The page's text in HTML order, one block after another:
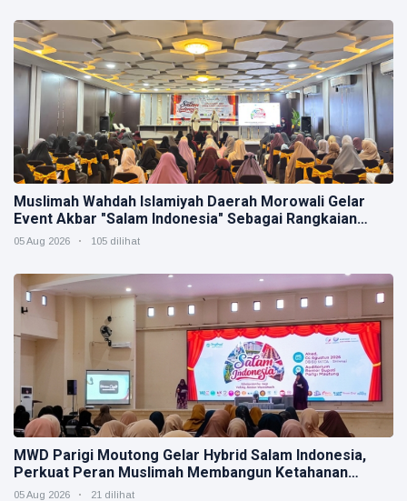
Muslimah Wahdah Islamiyah Daerah Morowali Gelar
Event Akbar "Salam Indonesia" Sebagai Rangkaian
Muktamar V
05 Aug 2026 105 dilihat
MWD Parigi Moutong Gelar Hybrid Salam Indonesia,
Perkuat Peran Muslimah Membangun Ketahanan
Keluarga
05 Aug 2026 21 dilihat